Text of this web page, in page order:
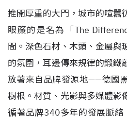
推開厚重的大門，城市的喧囂
眼簾的是名為「The
間。深色石材、木頭、金屬與
的氛圍，耳邊傳來規律的鍛鐵
放著來自品牌發源地——德國
樹根。材質、光影與多媒體影
循著品牌340多年的發展脈絡